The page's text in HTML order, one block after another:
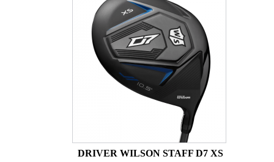
DRIVER WILSON STAFF D7 XS